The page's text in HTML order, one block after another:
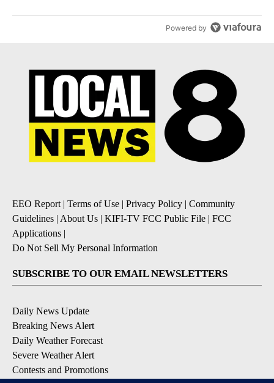
Powered by
EEO Report | Terms of Use | Privacy Policy | Community
Guidelines | About Us | KIFI-TV FCC Public File | FCC
Applications |
Do Not Sell My Personal Information
SUBSCRIBE TO OUR EMAIL NEWSLETTERS
Daily News Update
Breaking News Alert
Daily Weather Forecast
Severe Weather Alert
Contests and Promotions